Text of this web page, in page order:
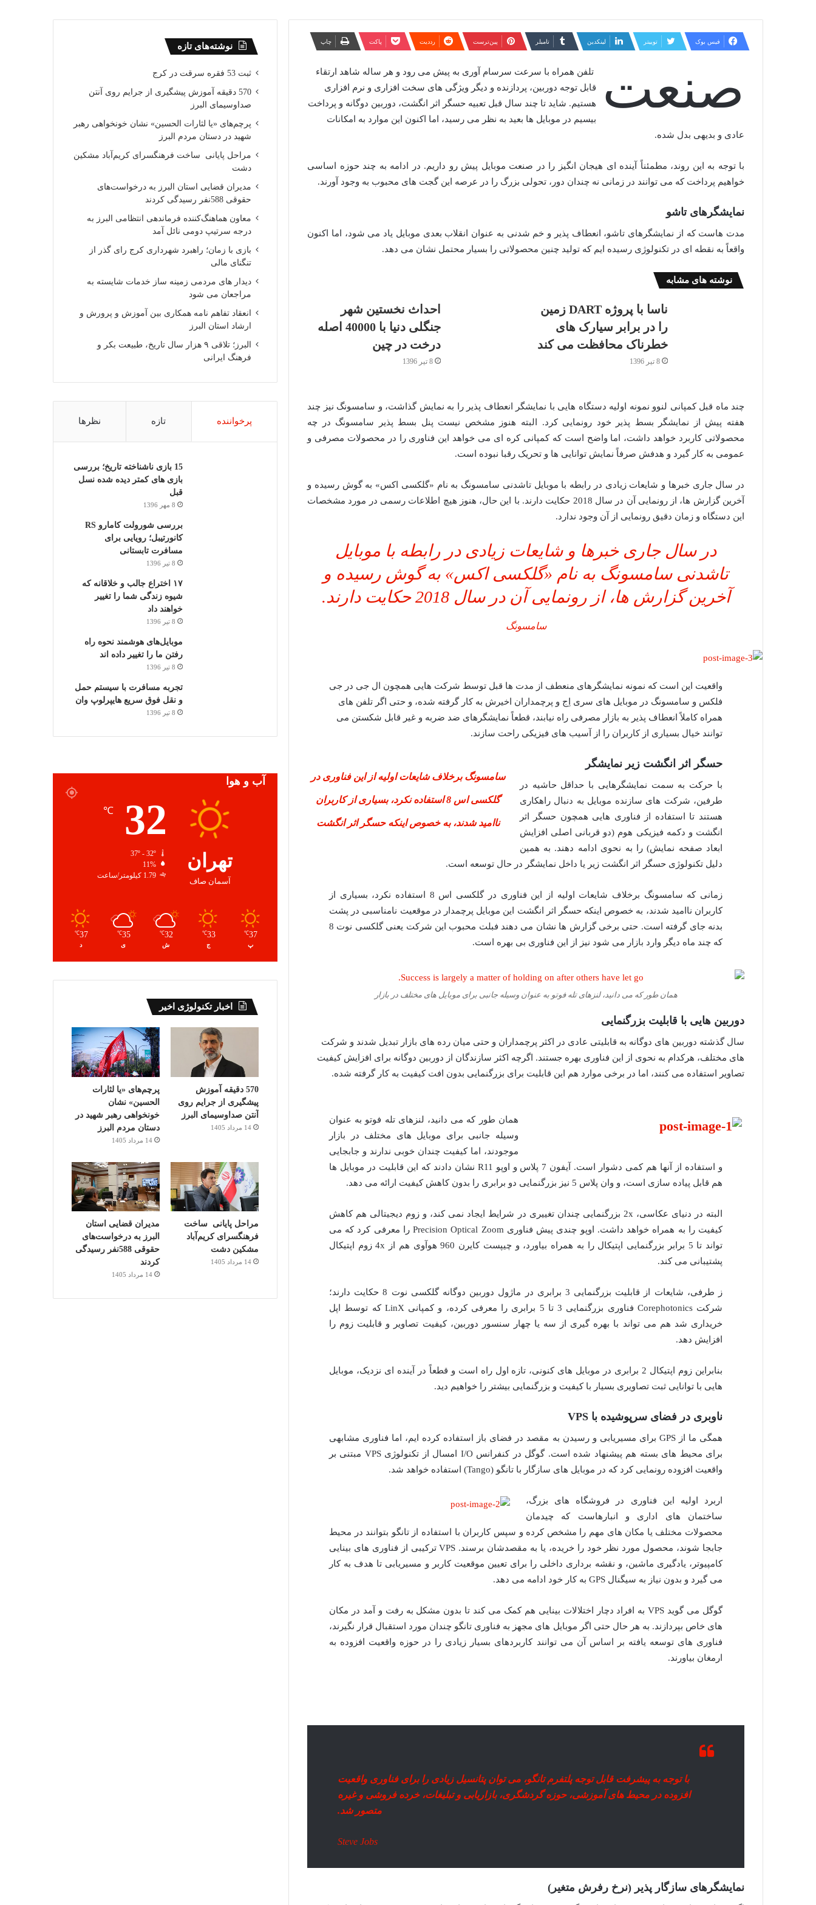
فیس بوک توییتر لینکدین ‫تامبلر ‫پین‌ترست ‫رددیت پاکت چاپ
صنعت
تلفن همراه با سرعت سرسام آوری به پیش می رود و هر ساله شاهد ارتقاء
قابل توجه دوربین، پردازنده و دیگر ویژگی های سخت افزاری و نرم افزاری
هستیم. شاید تا چند سال قبل تعبیه حسگر اثر انگشت، دوربین دوگانه و پرداخت
بیسیم در موبایل ها بعید به نظر می رسید، اما اکنون این موارد به امکانات
عادی و بدیهی بدل شده.
با توجه به این روند، مطمئناً آینده ای هیجان انگیز را در صنعت موبایل پیش رو داریم. در ادامه به چند حوزه اساسی
خواهیم پرداخت که می توانند در زمانی نه چندان دور، تحولی بزرگ را در عرصه این گجت های محبوب به وجود آورند.
نمایشگرهای تاشو
مدت هاست که از نمایشگرهای تاشو، انعطاف پذیر و خم شدنی به عنوان انقلاب بعدی موبایل یاد می شود، اما اکنون
واقعاً به نقطه ای در تکنولوژی رسیده ایم که تولید چنین محصولاتی را بسیار محتمل نشان می دهد.
نوشته های مشابه
ناسا با پروژه DART زمین
را در برابر سیارک های
خطرناک محافظت می کند
8 تیر 1396
احداث نخستین شهر
جنگلی دنیا با 40000 اصله
درخت در چین
8 تیر 1396
چند ماه قبل کمپانی لنوو نمونه اولیه دستگاه هایی با نمایشگر انعطاف پذیر را به نمایش گذاشت، و سامسونگ نیز چند
هفته پیش از نمایشگر بسط پذیر خود رونمایی کرد. البته هنوز مشخص نیست پنل بسط پذیر سامسونگ در چه
محصولاتی کاربرد خواهد داشت، اما واضح است که کمپانی کره ای می خواهد این فناوری را در محصولات مصرفی و
عمومی به کار گیرد و هدفش صرفاً نمایش توانایی ها و تحریک رقبا نبوده است.
در سال جاری خبرها و شایعات زیادی در رابطه با موبایل تاشدنی سامسونگ به نام «گلکسی اکس» به گوش رسیده و
آخرین گزارش ها، از رونمایی آن در سال 2018 حکایت دارند. با این حال، هنوز هیچ اطلاعات رسمی در مورد مشخصات
این دستگاه و زمان دقیق رونمایی از آن وجود ندارد.
در سال جاری خبرها و شایعات زیادی در رابطه با موبایل
تاشدنی سامسونگ به نام «گلکسی اکس» به گوش رسیده و
آخرین گزارش ها، از رونمایی آن در سال 2018 حکایت دارند.
سامسونگ
واقعیت این است که نمونه نمایشگرهای منعطف از مدت ها قبل توسط شرکت هایی همچون ال جی در جی
فلکس و سامسونگ در موبایل های سری اِج و پرچمداران اخیرش به کار گرفته شده، و حتی اگر تلفن های
همراه کاملاً انعطاف پذیر به بازار مصرفی راه نیابند، قطعاً نمایشگرهای ضد ضربه و غیر قابل شکستن می
توانند خیال بسیاری از کاربران را از آسیب های فیزیکی راحت سازند.
سامسونگ برخلاف شایعات اولیه از این فناوری در
گلکسی اس 8 استفاده نکرد، بسیاری از کاربران
ناامید شدند، به خصوص اینکه حسگر اثر انگشت
حسگر اثر انگشت زیر نمایشگر
با حرکت به سمت نمایشگرهایی با حداقل حاشیه در
طرفین، شرکت های سازنده موبایل به دنبال راهکاری
هستند تا استفاده از فناوری هایی همچون حسگر اثر
انگشت و دکمه فیزیکی هوم (دو قربانی اصلی افزایش
ابعاد صفحه نمایش) را به نحوی ادامه دهند. به همین
دلیل تکنولوژی حسگر اثر انگشت زیر یا داخل نمایشگر در حال توسعه است.
زمانی که سامسونگ برخلاف شایعات اولیه از این فناوری در گلکسی اس 8 استفاده نکرد، بسیاری از
کاربران ناامید شدند، به خصوص اینکه حسگر اثر انگشت این موبایل پرچمدار در موقعیت نامناسبی در پشت
بدنه جای گرفته است. حتی برخی گزارش ها نشان می دهند فبلت محبوب این شرکت یعنی گلکسی نوت 8
که چند ماه دیگر وارد بازار می شود نیز از این فناوری بی بهره است.
همان طور که می دانید، لنزهای تله فوتو به عنوان وسیله جانبی برای موبایل های مختلف در بازار
دوربین هایی با قابلیت بزرگنمایی
سال گذشته دوربین های دوگانه به قابلیتی عادی در اکثر پرچمداران و حتی میان رده های بازار تبدیل شدند و شرکت
های مختلف، هرکدام به نحوی از این فناوری بهره جستند. اگرچه اکثر سازندگان از دوربین دوگانه برای افزایش کیفیت
تصاویر استفاده می کنند، اما در برخی موارد هم این قابلیت برای بزرگنمایی بدون افت کیفیت به کار گرفته شده.
همان طور که می دانید، لنزهای تله فوتو به عنوان
وسیله جانبی برای موبایل های مختلف در بازار
موجودند، اما کیفیت چندان خوبی ندارند و جابجایی
و استفاده از آنها هم کمی دشوار است. آیفون 7 پلاس و اوپو R11 نشان دادند که این قابلیت در موبایل ها
هم قابل پیاده سازی است، و وان پلاس 5 نیز بزرگنمایی دو برابری را بدون کاهش کیفیت ارائه می دهد.
البته در دنیای عکاسی، 2x بزرگنمایی چندان تغییری در شرایط ایجاد نمی کند، و زوم دیجیتالی هم کاهش
کیفیت را به همراه خواهد داشت. اوپو چندی پیش فناوری Precision Optical Zoom را معرفی کرد که می
تواند تا 5 برابر بزرگنمایی اپتیکال را به همراه بیاورد، و چیپست کایرن 960 هوآوی هم از 4x زوم اپتیکال
پشتیبانی می کند.
ز طرفی، شایعات از قابلیت بزرگنمایی 3 برابری در ماژول دوربین دوگانه گلکسی نوت 8 حکایت دارند؛
شرکت Corephotonics فناوری بزرگنمایی 3 تا 5 برابری را معرفی کرده، و کمپانی LinX که توسط اپل
خریداری شد هم می تواند با بهره گیری از سه یا چهار سنسور دوربین، کیفیت تصاویر و قابلیت زوم را
افزایش دهد.
بنابراین زوم اپتیکال 2 برابری در موبایل های کنونی، تازه اول راه است و قطعاً در آینده ای نزدیک، موبایل
هایی با توانایی ثبت تصاویری بسیار با کیفیت و بزرگنمایی بیشتر را خواهیم دید.
ناوبری در فضای سرپوشیده با VPS
همگی ما از GPS برای مسیریابی و رسیدن به مقصد در فضای باز استفاده کرده ایم، اما فناوری مشابهی
برای محیط های بسته هم پیشنهاد شده است. گوگل در کنفرانس I/O امسال از تکنولوژی VPS مبتنی بر
واقعیت افزوده رونمایی کرد که در موبایل های سازگار با تانگو (Tango) استفاده خواهد شد.
اربرد اولیه این فناوری در فروشگاه های بزرگ،
ساختمان های اداری و انبارهاست که چیدمان
محصولات مختلف یا مکان های مهم را مشخص کرده و سپس کاربران با استفاده از تانگو بتوانند در محیط
جابجا شوند، محصول مورد نظر خود را خریده، یا به مقصدشان برسند. VPS ترکیبی از فناوری های بینایی
کامپیوتر، یادگیری ماشین، و نقشه برداری داخلی را برای تعیین موقعیت کاربر و مسیریابی تا هدف به کار
می گیرد و بدون نیاز به سیگنال GPS به کار خود ادامه می دهد.
گوگل می گوید VPS به افراد دچار اختلالات بینایی هم کمک می کند تا بدون مشکل به رفت و آمد در مکان
های خاص بپردازند. به هر حال حتی اگر موبایل های مجهز به فناوری تانگو چندان مورد استقبال قرار نگیرند،
فناوری های توسعه یافته بر اساس آن می توانند کاربردهای بسیار زیادی را در حوزه واقعیت افزوده به
ارمغان بیاورند.
با توجه به پیشرفت قابل توجه پلتفرم تانگو، می توان پتانسیل زیادی را برای فناوری واقعیت
افزوده در محیط های آموزشی، حوزه گردشگری، بازاریابی و تبلیغات، خرده فروشی و غیره
متصور شد.
Steve Jobs
نمایشگرهای سازگار پذیر (نرخ رفرش متغیر)
نوشته‌های تازه
ثبت 53 فقره سرقت در کرج
570 دقیقه آموزش پیشگیری از جرایم روی آنتن
صداوسیمای البرز
پرچم‌های «یا لثارات الحسین» نشان خونخواهی رهبر
شهید در دستان مردم البرز
مراحل پایانی ساخت فرهنگسرای کریم‌آباد مشکین
دشت
مدیران قضایی استان البرز به درخواست‌های
حقوقی 588نفر رسیدگی کردند
معاون هماهنگ‌کننده فرماندهی انتظامی البرز به
درجه سرتیپ دومی نائل آمد
بازی با زمان؛ راهبرد شهرداری کرج رای گذر از
تنگنای مالی
دیدار های مردمی زمینه ساز خدمات شایسته به
مراجعان می شود
انعقاد تفاهم نامه همکاری بین آموزش و پرورش و
ارشاد استان البرز
البرز؛ تلاقی ۹ هزار سال تاریخ، طبیعت بکر و
فرهنگ ایرانی
پرخواننده تازه نظرها
15 بازی ناشناخته تاریخ؛ بررسی
بازی های کمتر دیده شده نسل
قبل
8 مهر 1396
بررسی شورولت کامارو RS
کانورتیبل؛ رویایی برای
مسافرت تابستانی
8 تیر 1396
۱۷ اختراع جالب و خلاقانه که
شیوه زندگی شما را تغییر
خواهند داد
8 تیر 1396
موبایل‌های هوشمند نحوه راه
رفتن ما را تغییر داده اند
8 تیر 1396
تجربه مسافرت با سیستم حمل
و نقل فوق سریع هایپرلوپ وان
8 تیر 1396
آب و هوا
تهران
آسمان صاف
32
℃
11%
1.79 کیلومتر/ساعت
37
℃
پ
33
℃
ج
32
℃
ش
35
℃
ی
37
℃
د
اخبار تکنولوژی اخیر
570 دقیقه آموزش
پیشگیری از جرایم روی
آنتن صداوسیمای البرز
14 مرداد 1405
پرچم‌های «یا لثارات
الحسین» نشان
خونخواهی رهبر شهید در
دستان مردم البرز
14 مرداد 1405
مراحل پایانی ساخت
فرهنگسرای کریم‌آباد
مشکین دشت
14 مرداد 1405
مدیران قضایی استان
البرز به درخواست‌های
حقوقی 588نفر رسیدگی
کردند
14 مرداد 1405